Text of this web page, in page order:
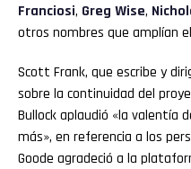
Franciosi, Greg Wise,
otros nombres que amplían
Scott Frank, que escribe y
sobre la continuidad del
Bullock aplaudió «la valentía
más», en referencia a los
Goode agradeció a la